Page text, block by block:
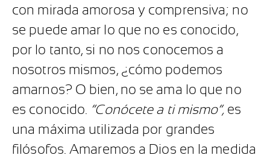
con mirada amorosa y comprensiva; no
se puede amar lo que no es conocido,
por lo tanto, si no nos conocemos a
nosotros mismos, ¿cómo podemos
amarnos? O bien, no se ama lo que no
es conocido. “Conócete a ti mismo”,es
una máxima utilizada por grandes
filósofos. Amaremos a Dios en la medida